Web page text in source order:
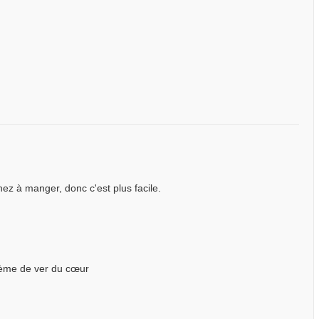
à manger, donc c'est plus facile.
de ver du cœur